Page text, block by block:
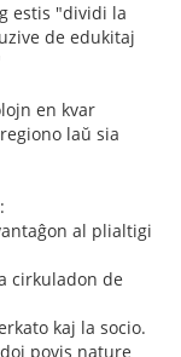
estis "dividi la
de edukitaj
en kvar
laŭ sia
al plialtigi
cirkuladon de
kaj la socio.
povis nature